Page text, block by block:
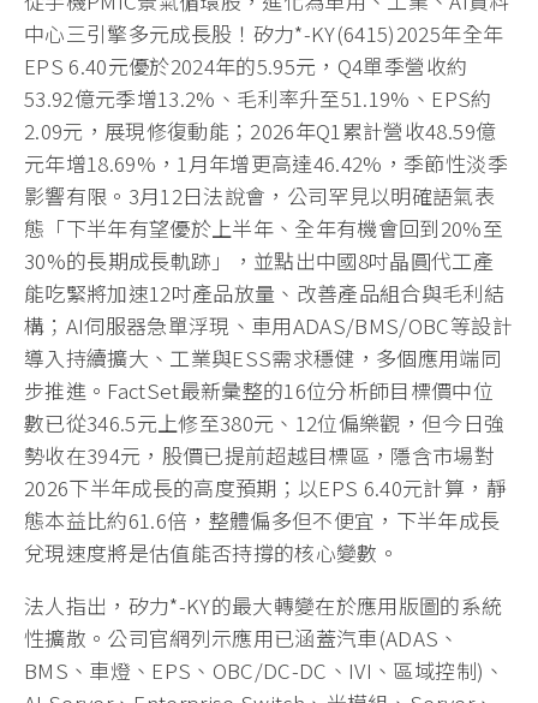
中心三引擎多元成長股！矽力*-KY(6415)2025年全年
EPS 6.40元優於2024年的5.95元，Q4單季營收約
53.92億元季增13.2%、毛利率升至51.19%、EPS約
2.09元，展現修復動能；2026年Q1累計營收48.59億
元年增18.69%，1月年增更高達46.42%，季節性淡季
影響有限。3月12日法說會，公司罕見以明確語氣表
態「下半年有望優於上半年、全年有機會回到20%至
30%的長期成長軌跡」，並點出中國8吋晶圓代工產
能吃緊將加速12吋產品放量、改善產品組合與毛利結
構；AI伺服器急單浮現、車用ADAS/BMS/OBC等設計
導入持續擴大、工業與ESS需求穩健，多個應用端同
步推進。FactSet最新彙整的16位分析師目標價中位
數已從346.5元上修至380元、12位偏樂觀，但今日強
勢收在394元，股價已提前超越目標區，隱含市場對
2026下半年成長的高度預期；以EPS 6.40元計算，靜
態本益比約61.6倍，整體偏多但不便宜，下半年成長
兌現速度將是估值能否持撐的核心變數。
法人指出，矽力*-KY的最大轉變在於應用版圖的系統
性擴散。公司官網列示應用已涵蓋汽車(ADAS、
BMS、車燈、EPS、OBC/DC-DC、IVI、區域控制)、